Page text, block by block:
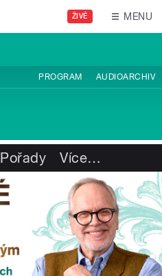
ŽIVĚ MENU
PROGRAM AUDIOARCHIV
Pořady Více…